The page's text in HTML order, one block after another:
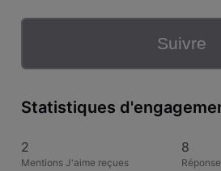
Suivre
Statistiques
2
Mentions J'aime reçues
8